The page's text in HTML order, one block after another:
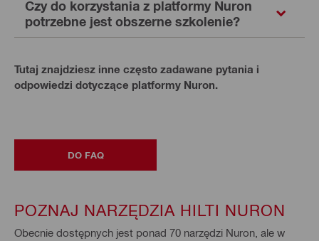
Czy do korzystania z platformy Nuron
potrzebne jest obszerne szkolenie?
Tutaj znajdziesz inne często zadawane pytania i
odpowiedzi dotyczące platformy Nuron.
DO FAQ
POZNAJ NARZĘDZIA HILTI NURON
Obecnie dostępnych jest ponad 70 narzędzi Nuron, ale w